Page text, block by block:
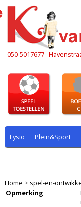
050-5017677
Fysio Plein&Sport
Home > spel-en-
Opmerking